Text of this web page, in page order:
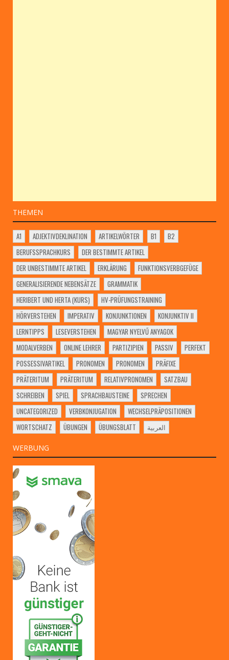
THEMEN
A1 ADJEKTIVDEKLINATION ARTIKELWÖRTER B1
B2
BERUFSSPRACHKURS
DER BESTIMMTE ARTIKEL
DER UNBESTIMMTE ARTIKEL
ERKLÄRUNG
FUNKTIONSVERBGEFÜGE
GENERALISIERENDE NEBENSÄTZE
GRAMMATIK
HERIBERT UND HERTA (KURS)
HV-PRÜFUNGSTRAINING
HÖRVERSTEHEN
IMPERATIV KONJUNKTIONEN
KONJUNKTIV II
LERNTIPPS
LESEVERSTEHEN
MAGYAR NYELVŰ ANYAGOK
MODALVERBEN
ONLINE LEHRER PARTIZIPIEN PASSIV
PERFEKT
POSSESSIVARTIKEL
PRONOMEN PRONOMEN
PRÄFIXE
PRÄTERITUM
PRÄTERITUM RELATIVPRONOMEN
SATZBAU
SCHREIBEN
SPIEL SPRACHBAUSTEINE
SPRECHEN
UNCATEGORIZED
VERBKONJUGATION
WECHSELPRÄPOSITIONEN
WORTSCHATZ
ÜBUNGEN ÜBUNGSBLATT العربية
WERBUNG